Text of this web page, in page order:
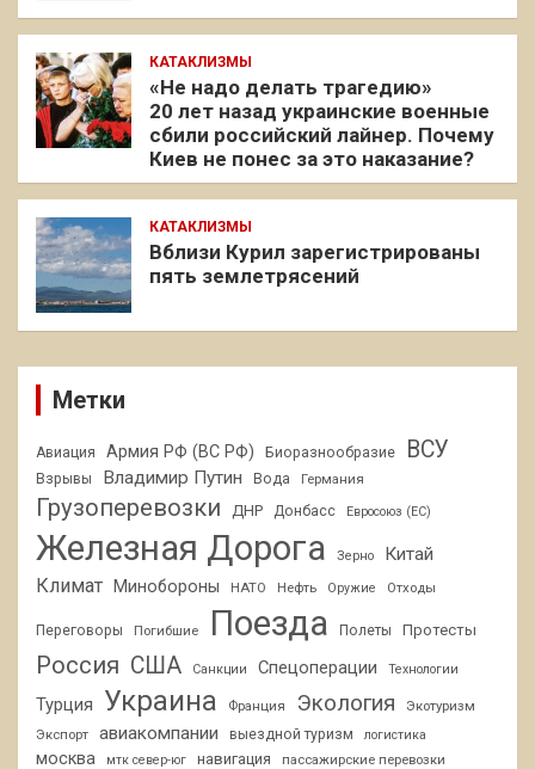
КАТАКЛИЗМЫ
«Не надо делать трагедию»
20 лет назад украинские военные
сбили российский лайнер. Почему
Киев не понес за это наказание?
КАТАКЛИЗМЫ
Вблизи Курил зарегистрированы
пять землетрясений
Метки
Авиация Армия РФ (ВС РФ) Биоразнообразие ВСУ
Взрывы Владимир Путин Вода Германия
Грузоперевозки ДНР Донбасс Евросоюз (ЕС)
Железная Дорога Зерно Китай
Климат Минобороны НАТО Нефть Оружие Отходы
Переговоры Погибшие Поезда Полеты Протесты
Россия США Санкции Спецоперации Технологии
Турция Украина Франция Экология
Экотуризм
Экспорт
авиакомпании выездной туризм логистика
москва мтк север-юг навигация
пассажирские перевозки